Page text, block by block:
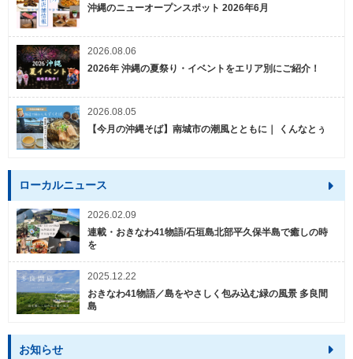
沖縄のニューオープンスポット 2026年6月
2026.08.06
2026年 沖縄の夏祭り・イベントをエリア別にご紹介！
2026.08.05
【今月の沖縄そば】南城市の潮風とともに｜ くんなとぅ
ローカルニュース
2026.02.09
連載・おきなわ41物語/石垣島北部平久保半島で癒しの時
を
2025.12.22
おきなわ41物語／島をやさしく包み込む緑の風景 多良間
島
お知らせ